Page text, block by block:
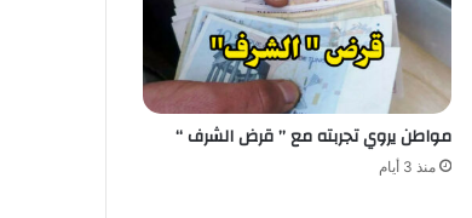
مواطن يروي تجربته مع ” قرض الشرف “
منذ 3 أيام